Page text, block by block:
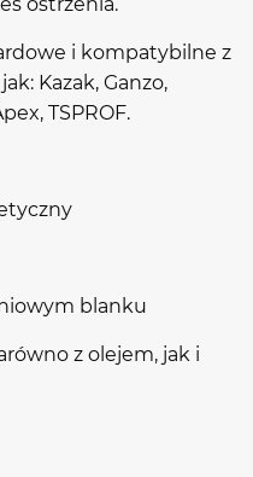
i kompatybilne z
Kazak, Ganzo,
TSPROF.
blanku
z olejem, jak i